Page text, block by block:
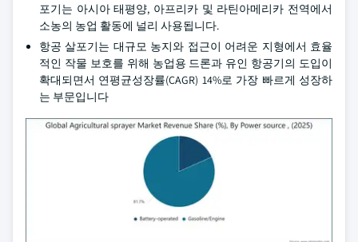
포기는 아시아 태평양, 아프리카 및 라틴아메리카 전역에서
소농의 농업 활동에 널리 사용됩니다.
항공 살포기는 대규모 농지와 접근이 어려운 지형에서 효율
적인 작물 보호를 위해 농업용 드론과 유인 항공기의 도입이
확대되면서 연평균성장률(CAGR) 14%로 가장 빠르게 성장하
는 부문입니다